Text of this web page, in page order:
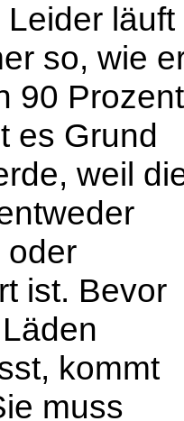
läuft
so, wie
90 Prozent
es Grund
weil
oder
ist. Bevor
kommt
muss